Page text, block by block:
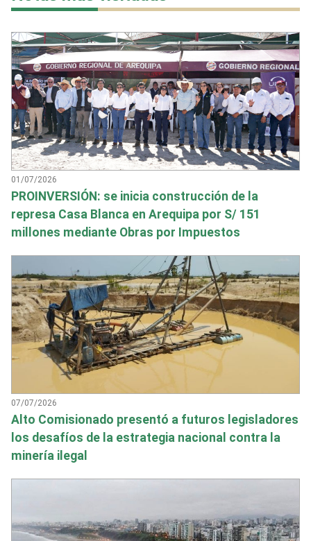
01/07/2026
PROINVERSIÓN: se inicia construcción de la
represa Casa Blanca en Arequipa por S/ 151
millones mediante Obras por Impuestos
07/07/2026
Alto Comisionado presentó a futuros legisladores
los desafíos de la estrategia nacional contra la
minería ilegal